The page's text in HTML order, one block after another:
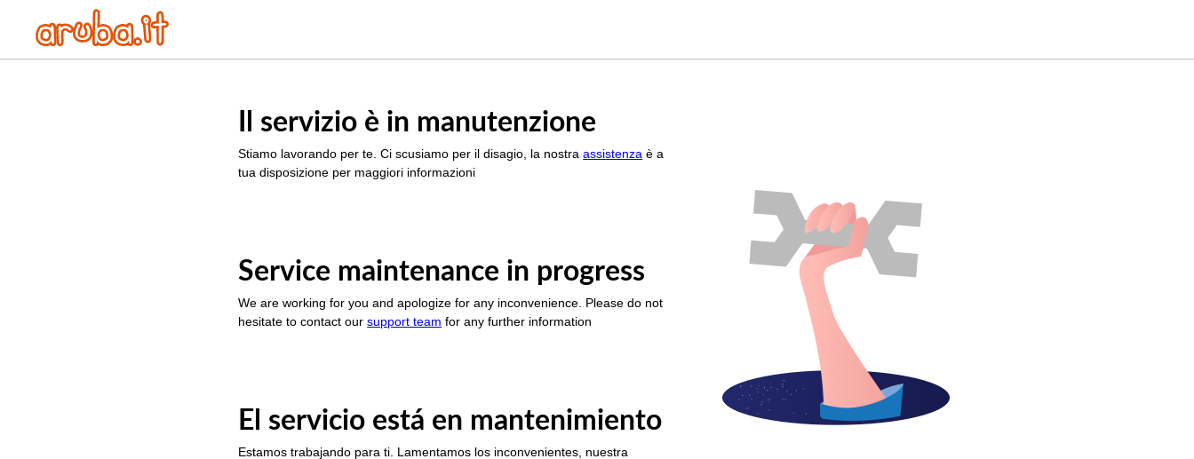
Il servizio è in manutenzione
Stiamo lavorando per te. Ci scusiamo per il disagio, la nostraassistenza è a
tua disposizione per maggiori informazioni
Service maintenance in progress
We are working for you and apologize for any inconvenience. Please do not
hesitate to contact oursupport team for any further information
El servicio está en mantenimiento
Estamos trabajando para ti. Lamentamos los inconvenientes, nuestra